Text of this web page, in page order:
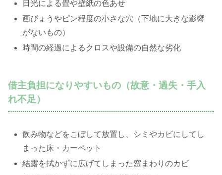
日光による畳や壁紙の色あせ
画びょうやピン程度の小さな穴（下地に大きな影響
がないもの）
時間の経過によるクロスや設備の自然な劣化
借主負担になりやすいもの（故意・過失・手入
れ不足）
飲み物などをこぼして放置し、シミやカビにしてし
まった床・カーペット
結露を拭かずに広げてしまった窓まわりのカビ